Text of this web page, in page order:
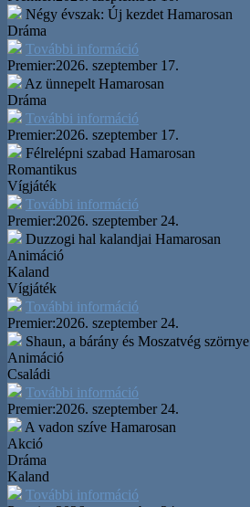
Négy évszak: Új kezdet Hamarosan
Dráma
További információ
Premier:2026. szeptember 17.
Az ünnepelt Hamarosan
Dráma
További információ
Premier:2026. szeptember 17.
Félrelépni szabad Hamarosan
Romantikus
Vígjáték
További információ
Premier:2026. szeptember 24.
Duzzogi hal kalandjai Hamarosan
Animáció
Kaland
Vígjáték
További információ
Premier:2026. szeptember 24.
Shaun, a bárány és Moszatvég szörnye
Animáció
Családi
További információ
Premier:2026. szeptember 24.
A vadon szíve Hamarosan
Akció
Dráma
Kaland
További információ